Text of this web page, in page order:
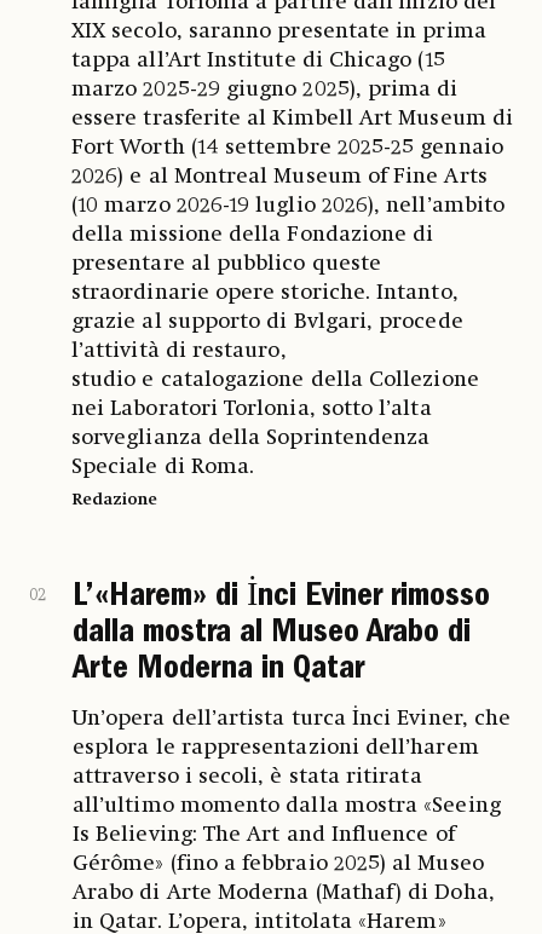
XIX secolo, saranno presentate in prima
tappa all’Art Institute di Chicago (15
marzo 2025-29 giugno 2025), prima di
essere trasferite al Kimbell Art Museum di
Fort Worth (14 settembre 2025-25 gennaio
2026) e al Montreal Museum of Fine Arts
(10 marzo 2026-19 luglio 2026), nell’ambito
della missione della Fondazione di
presentare al pubblico queste
straordinarie opere storiche. Intanto,
grazie al supporto di Bvlgari, procede
l’attività di restauro,
studio e catalogazione della Collezione
nei Laboratori Torlonia, sotto l’alta
sorveglianza della Soprintendenza
Speciale di Roma.
Redazione
02
L’«Harem» di İnci Eviner rimosso
dalla mostra al Museo Arabo di
Arte Moderna in Qatar
Un’opera dell’artista turca İnci Eviner, che
esplora le rappresentazioni dell’harem
attraverso i secoli, è stata ritirata
all’ultimo momento dalla mostra «Seeing
Is Believing: The Art and Influence of
Gérôme» (fino a febbraio 2025) al Museo
Arabo di Arte Moderna (Mathaf) di Doha,
in Qatar. L’opera, intitolata «Harem»